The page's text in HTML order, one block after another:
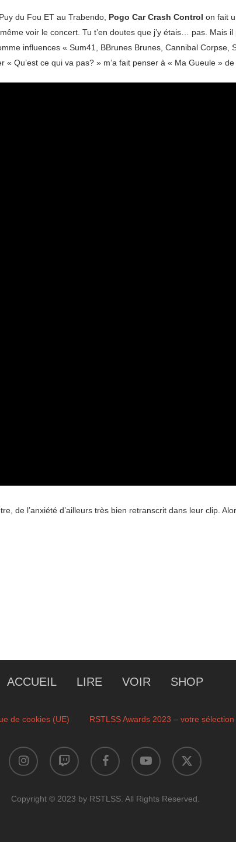
du Fou ET au Trabendo, Pogo Car Crash Control on fait
voir le concert. Tu t’en doutes que j’y étais… pas. Mais
influences « Sum41, BBrunes Brunes, Cannibal
Qu’est ce qui va pas? » m’a fait penser à « Ma Gueule »
de l’anxiété d’ailleurs très bien retranscrit dans leur clip.
ACCUEIL LIRE VOIR SHOP
de cookies (UE) RSTLSS Awards 2023 – votre sélection
instagram twitch facebook youtube
x-
twitter
Copyright © 2023 by RSTLSS. All Rights Reserved.